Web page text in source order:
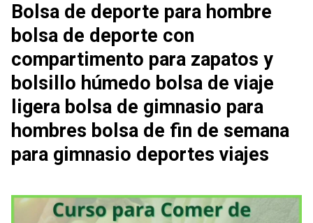
Bolsa de deporte para hombre
bolsa de deporte con
compartimento para zapatos y
bolsillo húmedo bolsa de viaje
ligera bolsa de gimnasio para
hombres bolsa de fin de semana
para gimnasio deportes viajes